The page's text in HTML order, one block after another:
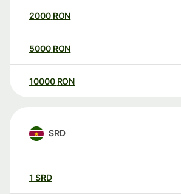
2000 RON
5000 RON
10000 RON
SRD
1 SRD